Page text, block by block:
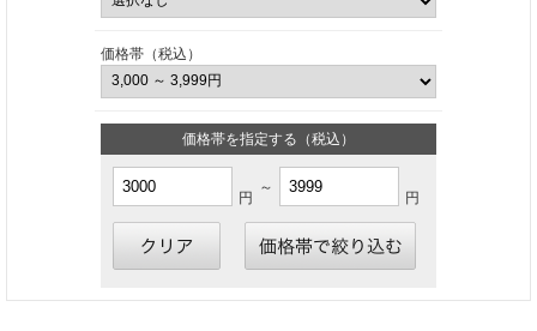
価格帯（税込）
価格帯を指定する（税込）
円
～
円